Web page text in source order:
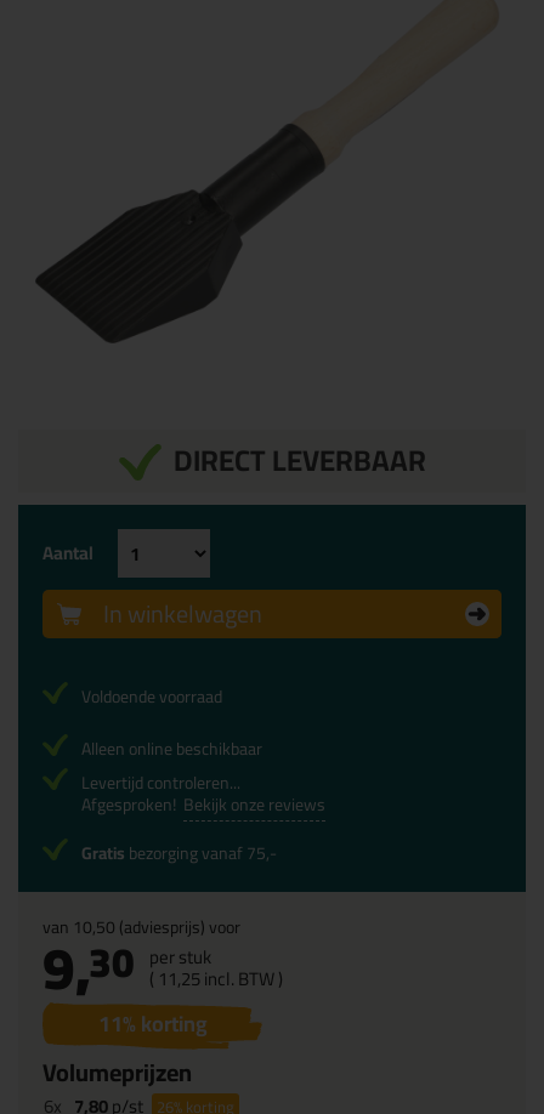
DIRECT LEVERBAAR
van 10,50(adviesprijs) voor
9,30 per stuk
( 11,25incl. BTW )
11% korting
Volumeprijzen
6x 7,80p/st 26%korting
Aantal
In winkelwagen
Voldoende voorraad
Alleen online beschikbaar
Levertijd controleren...
Afgesproken! Bekijk onze reviews
Gratisbezorging vanaf 75,-